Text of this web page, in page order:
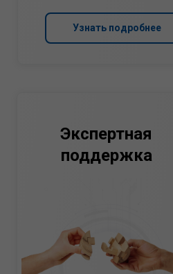
Узнать подробнее
Экспертная
поддержка